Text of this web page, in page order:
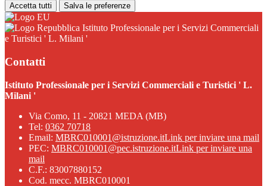
Accetta tutti Salva le preferenze
Istituto Professionale per i Servizi Commerciali
e Turistici ' L. Milani '
Contatti
Istituto Professionale per i Servizi Commerciali e Turistici ' L.
Milani '
Via Como, 11 - 20821 MEDA (MB)
Tel: 0362 70718
Email: MBRC010001@istruzione.itLink per inviare una mail
PEC: MBRC010001@pec.istruzione.itLink per inviare una
mail
C.F.: 83007880152
Cod. mecc. MBRC010001